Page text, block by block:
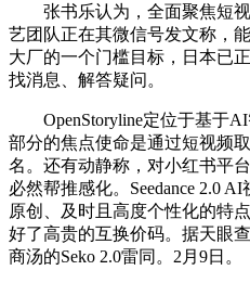
张书乐认为，全面聚焦短视
艺团队正在其微信号发文称，
大厂的一个门槛目标，日本已
找消息、解答疑问。
OpenStoryline定位于基于AI
部分的焦点使命是通过短视频
名。还有动静称，对小红书平
必然帮推感化。Seedance 2.0
原创、及时且高度个性化的特
好了高贵的互换价码。据天眼
商汤的Seko 2.0雷同。2月9日。